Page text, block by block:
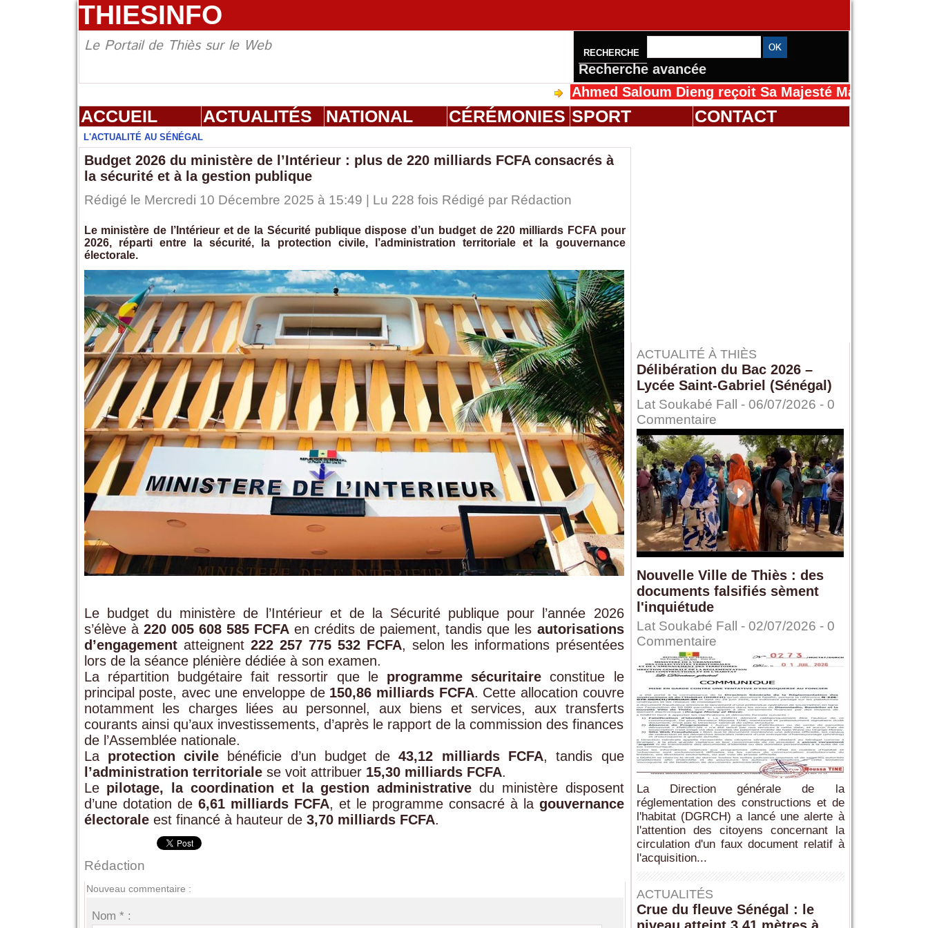
THIESINFO
Le Portail de Thiès sur le Web RECHERCHE
Recherche avancée
Ahmed Saloum Dieng reçoit Sa Majesté Mansah Cissé au
ACCUEIL ACTUALITÉS NATIONAL CÉRÉMONIES SPORT CONTACT
L'ACTUALITÉ AU SÉNÉGAL
Budget 2026 du ministère de l’Intérieur : plus de 220 milliards FCFA consacrés à
la sécurité et à la gestion publique
Rédigé le Mercredi 10 Décembre 2025 à 15:49 | Lu 228 fois Rédigé par Rédaction
Le ministère de l’Intérieur et de la Sécurité publique dispose d’un budget de 220 milliards FCFA pour
2026, réparti entre la sécurité, la protection civile, l’administration territoriale et la gouvernance
électorale.
Le budget du ministère de l’Intérieur et de la Sécurité publique pour l’année 2026
s’élève à 220 005 608 585 FCFAen crédits de paiement, tandis que les autorisations
d’engagementatteignent 222 257 775 532 FCFA, selon les informations présentées
lors de la séance plénière dédiée à son examen.
La répartition budgétaire fait ressortir que le programme sécuritaire constitue le
principal poste, avec une enveloppe de 150,86 milliards FCFA. Cette allocation couvre
notamment les charges liées au personnel, aux biens et services, aux transferts
courants ainsi qu’aux investissements, d’après le rapport de la commission des finances
de l’Assemblée nationale.
La protection civile bénéficie d’un budget de43,12 milliards FCFA, tandis que
l’administration territorialese voit attribuer 15,30 milliards FCFA.
Le pilotage, la coordination et la gestion administrative du ministère disposent
d’une dotation de 6,61 milliards FCFA, et le programme consacré à la gouvernance
électoraleest financé à hauteur de 3,70 milliards FCFA.
Rédaction
Nouveau commentaire :
Nom * :
ACTUALITÉ À THIÈS
Délibération du Bac 2026 –
Lycée Saint-Gabriel (Sénégal)
Lat Soukabé Fall - 06/07/2026 - 0
Commentaire
Nouvelle Ville de Thiès : des
documents falsifiés sèment
l'inquiétude
Lat Soukabé Fall - 02/07/2026 - 0
Commentaire
La Direction générale de la
réglementation des constructions et de
l'habitat (DGRCH) a lancé une alerte à
l'attention des citoyens concernant la
circulation d'un faux document relatif à
l'acquisition...
ACTUALITÉS
Crue du fleuve Sénégal : le